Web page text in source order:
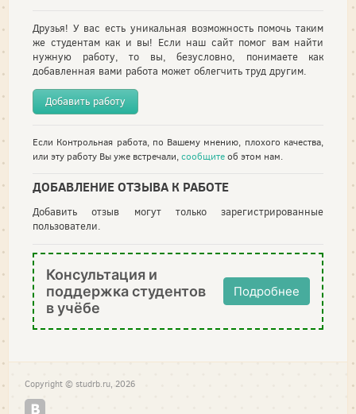
Друзья! У вас есть уникальная возможность помочь таким
же студентам как и вы! Если наш сайт помог вам найти
нужную работу, то вы, безусловно, понимаете как
добавленная вами работа может облегчить труд другим.
Добавить работу
Если Контрольная работа, по Вашему мнению, плохого качества,
или эту работу Вы уже встречали,сообщитеоб этом нам.
ДОБАВЛЕНИЕ ОТЗЫВА К РАБОТЕ
Добавить отзыв могут только зарегистрированные
пользователи.
Консультация и
поддержка студентов
в учёбе
Подробнее
Copyright © studrb.ru, 2026